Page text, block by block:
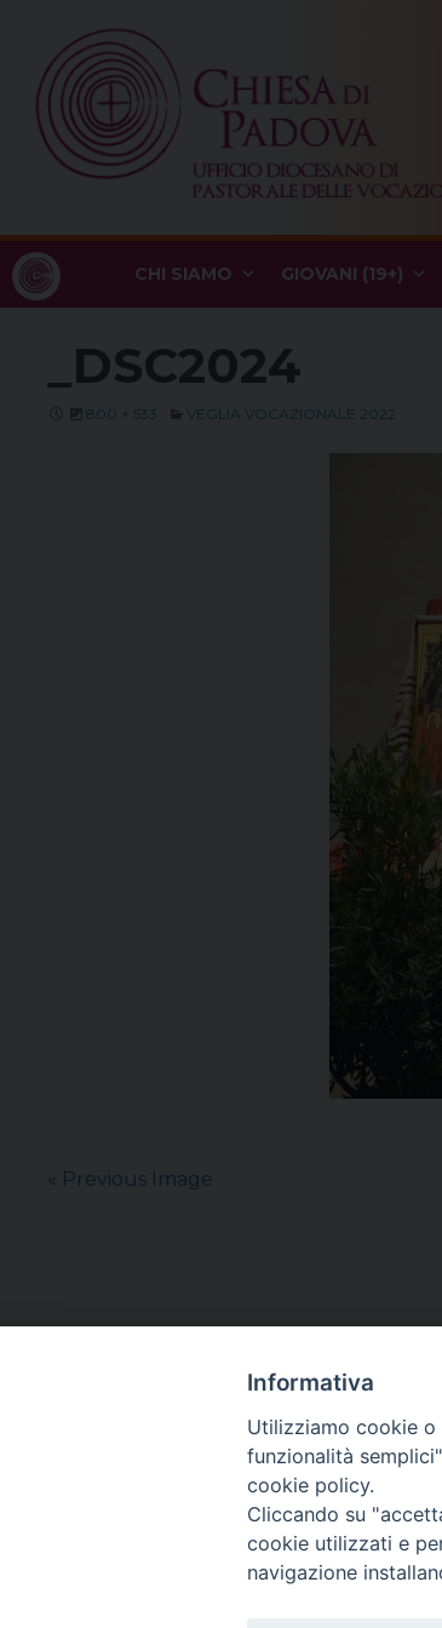
content
CHI SIAMO GIOVANI (19+)
_DSC2024
800 × 533 VEGLIA VOCAZIONALE 2022
« Previous Image
Informativa
Utilizziamo cookie
funzionalità
cookie policy.
Cliccando su
cookie utilizzati e
navigazione